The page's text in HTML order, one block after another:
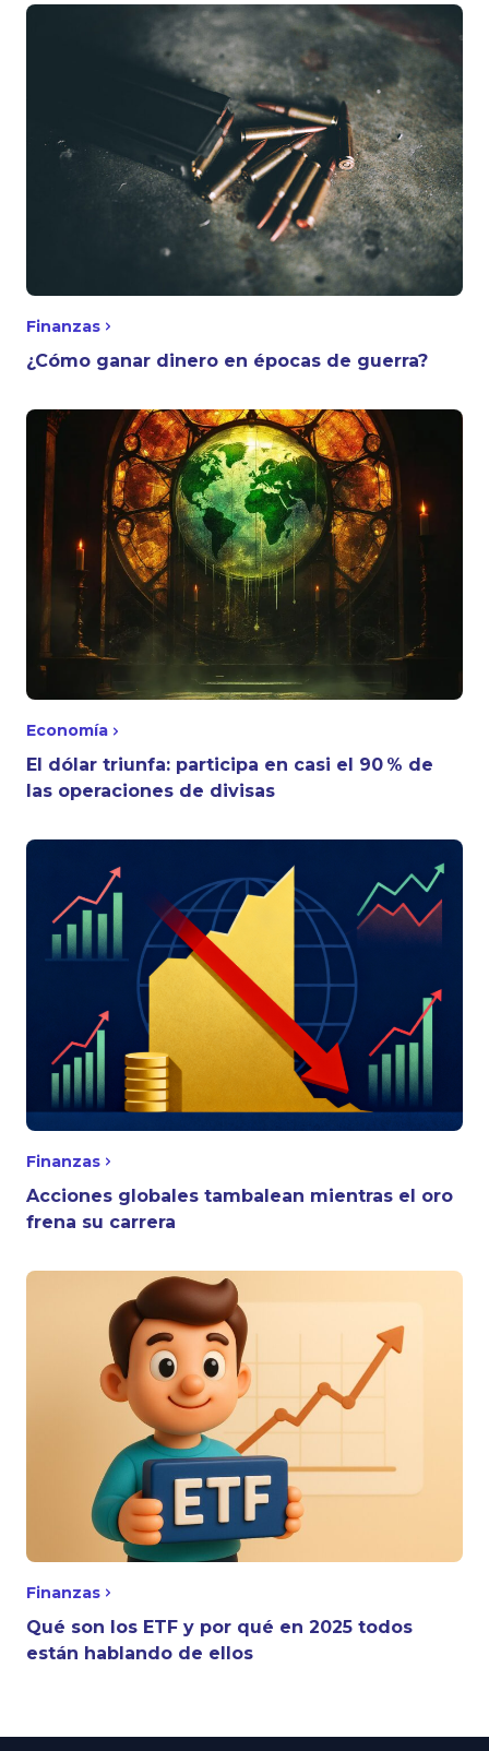
Finanzas
¿Cómo ganar dinero en épocas de guerra?
Economía
El dólar triunfa: participa en casi el 90 % de
las operaciones de divisas
Finanzas
Acciones globales tambalean mientras el oro
frena su carrera
Finanzas
Qué son los ETF y por qué en 2025 todos
están hablando de ellos